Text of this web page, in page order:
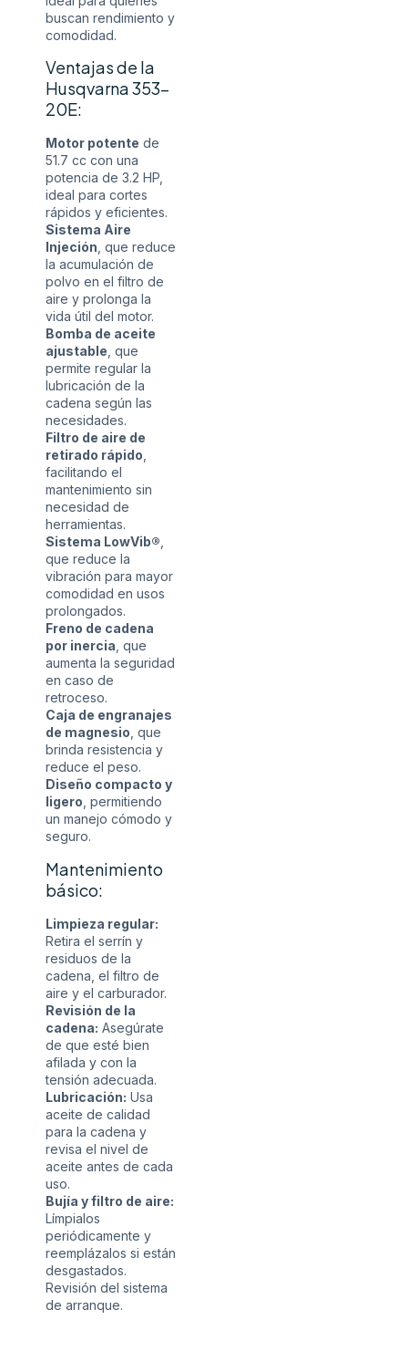
buscan rendimiento y
comodidad.
Ventajas de la
Husqvarna 353-
20E:
Motor potente de
51.7 cc con una
potencia de 3.2 HP,
ideal para cortes
rápidos y eficientes.
Sistema Aire
Injeción, que reduce
la acumulación de
polvo en el filtro de
aire y prolonga la
vida útil del motor.
Bomba de aceite
ajustable, que
permite regular la
lubricación de la
cadena según las
necesidades.
Filtro de aire de
retirado rápido,
facilitando el
mantenimiento sin
necesidad de
herramientas.
Sistema LowVib®,
que reduce la
vibración para mayor
comodidad en usos
prolongados.
Freno de cadena
por inercia, que
aumenta la seguridad
en caso de
retroceso.
Caja de engranajes
de magnesio, que
brinda resistencia y
reduce el peso.
Diseño compacto y
ligero, permitiendo
un manejo cómodo y
seguro.
Mantenimiento
básico:
Limpieza regular:
Retira el serrín y
residuos de la
cadena, el filtro de
aire y el carburador.
Revisión de la
cadena: Asegúrate
de que esté bien
afilada y con la
tensión adecuada.
Lubricación: Usa
aceite de calidad
para la cadena y
revisa el nivel de
aceite antes de cada
uso.
Bujía y filtro de aire:
Límpialos
periódicamente y
reemplázalos si están
desgastados.
Revisión del sistema
de arranque.